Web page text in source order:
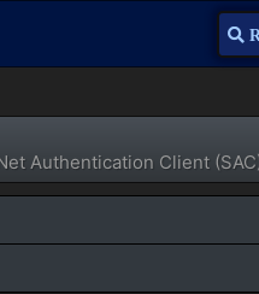
Authentication Client